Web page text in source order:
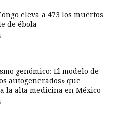
eleva a 473 los muertos
de ébola
genómico: El modelo de
autogenerados» que
la alta medicina en México